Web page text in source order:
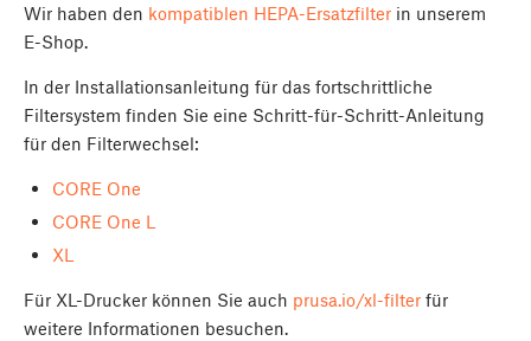
Wir haben den kompatiblen HEPA-Ersatzfilter in unserem
E-Shop.
In der Installationsanleitung für das fortschrittliche
Filtersystem finden Sie eine Schritt-für-Schritt-Anleitung
für den Filterwechsel:
CORE One
CORE One L
XL
Für XL-Drucker können Sie auch prusa.io/xl-filter für
weitere Informationen besuchen.